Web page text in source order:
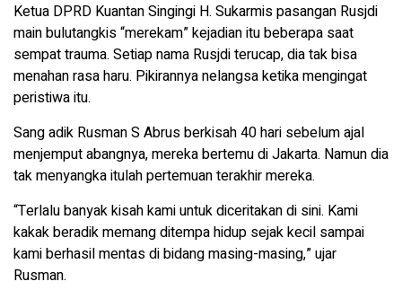
Ketua DPRD Kuantan Singingi H. Sukarmis pasangan Rusjdi
main bulutangkis “merekam” kejadian itu beberapa saat
sempat trauma. Setiap nama Rusjdi terucap, dia tak bisa
menahan rasa haru. Pikirannya nelangsa ketika mengingat
peristiwa itu.
Sang adik Rusman S Abrus berkisah 40 hari sebelum ajal
menjemput abangnya, mereka bertemu di Jakarta. Namun dia
tak menyangka itulah pertemuan terakhir mereka.
“Terlalu banyak kisah kami untuk diceritakan di sini. Kami
kakak beradik memang ditempa hidup sejak kecil sampai
kami berhasil mentas di bidang masing-masing,” ujar
Rusman.